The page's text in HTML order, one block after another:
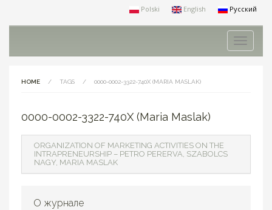
Polski English Русский
Toggle
HOME / TAGS / 0000-0002-3322-740X (MARIA MASLAK)
0000-0002-3322-740X (Maria Maslak)
ORGANIZATION OF MARKETING ACTIVITIES ON THE
INTRAPRENEURSHIP – PETRO PERERVA, SZABOLCS
NAGY, MARIA MASLAK
О журнале